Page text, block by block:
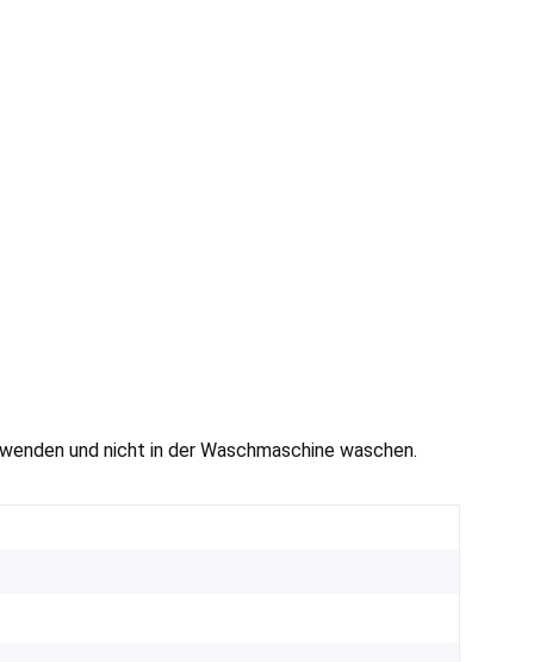
und nicht in der Waschmaschine waschen.